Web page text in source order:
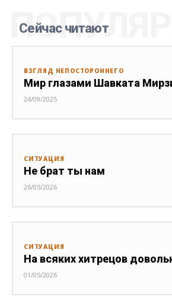
Сейчас читают
ВЗГЛЯД НЕПОСТОРОННЕГО
Мир глазами Шавката
24/09/2025
СИТУАЦИЯ
Не брат ты нам
26/05/2026
СИТУАЦИЯ
На всяких хитрецов
01/05/2026